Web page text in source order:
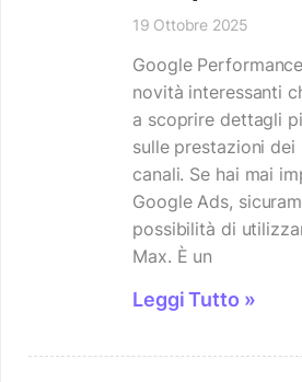
19 Ottobre 2025
Google
novità interessanti
a scoprire dettagli
sulle prestazioni dei
canali. Se hai mai
Google Ads,
possibilità di
Max. È un
Leggi Tutto »